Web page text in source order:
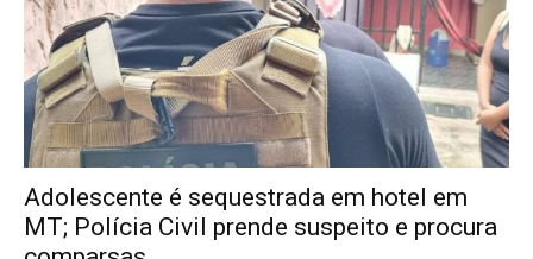
Adolescente é sequestrada em hotel em
MT; Polícia Civil prende suspeito e procura